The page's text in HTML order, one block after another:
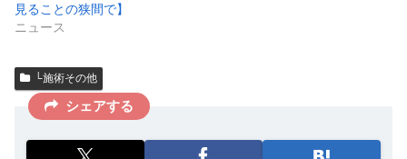
見ることの狭間で】
ニュース
└施術その他
シェアする